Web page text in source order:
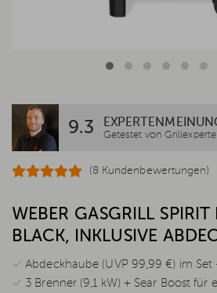
9.3 Getestet von
(8 Kundenbewertungen)
WEBER GASGRILL
BLACK, INKLUSIVE
✓ Abdeckhaube (UVP 99,99 €) im Set
✓ 3 Brenner (9,1 kW) + Sear Boost für